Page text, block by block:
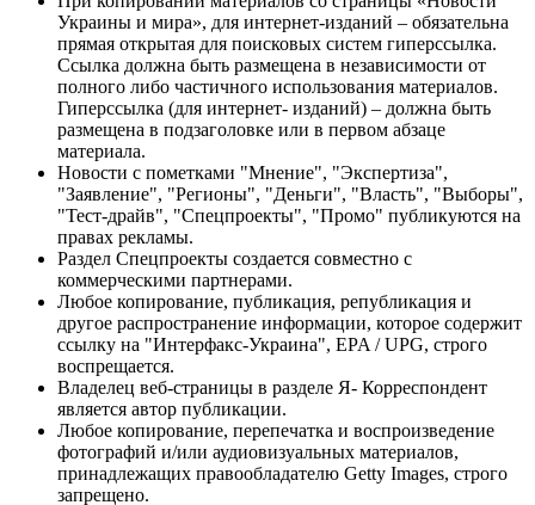
Украины и мира», для интернет-изданий – обязательна
прямая открытая для поисковых систем гиперссылка.
Ссылка должна быть размещена в независимости от
полного либо частичного использования материалов.
Гиперссылка (для интернет- изданий) – должна быть
размещена в подзаголовке или в первом абзаце
материала.
Новости с пометками "Мнение", "Экспертиза",
"Заявление", "Регионы", "Деньги", "Власть", "Выборы",
"Тест-драйв", "Спецпроекты", "Промо" публикуются на
правах рекламы.
Раздел Спецпроекты создается совместно с
коммерческими партнерами.
Любое копирование, публикация, републикация и
другое распространение информации, которое содержит
ссылку на "Интерфакс-Украина", EPA / UPG, строго
воспрещается.
Владелец веб-страницы в разделе Я- Корреспондент
является автор публикации.
Любое копирование, перепечатка и воспроизведение
фотографий и/или аудиовизуальных материалов,
принадлежащих правообладателю Getty Images, строго
запрещено.